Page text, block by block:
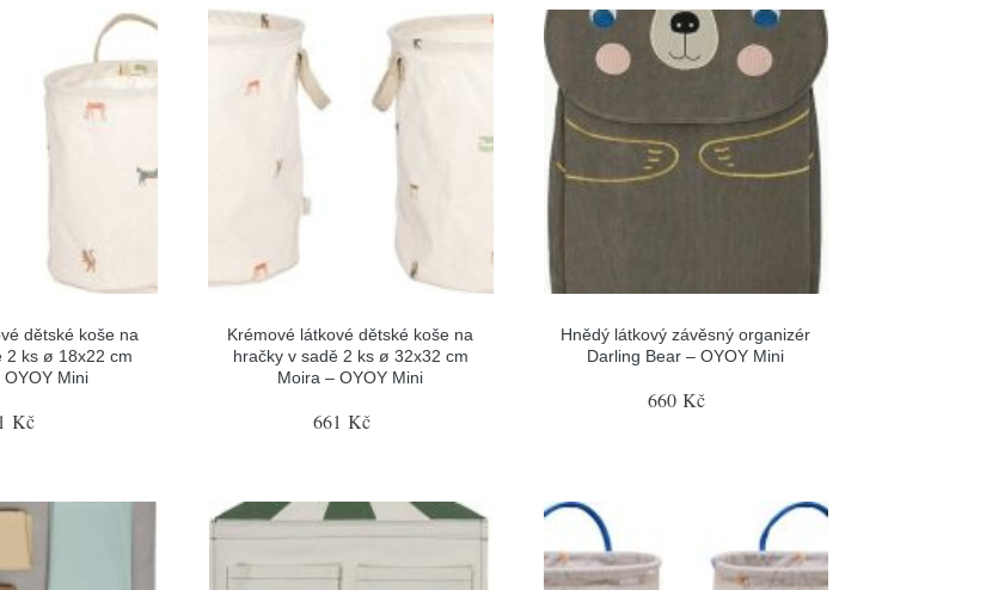
dětské koše na
2 ks ø 18x22 cm
OYOY Mini
Kč
Krémové látkové dětské koše na
hračky v sadě 2 ks ø 32x32 cm
Moira – OYOY Mini
661 Kč
Hnědý látkový závěsný organizér
Darling Bear – OYOY Mini
660 Kč